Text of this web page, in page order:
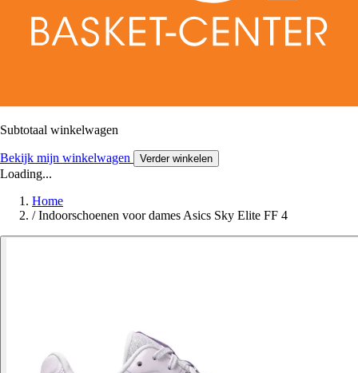
Subtotaal winkelwagen
Bekijk mijn winkelwagen Verder winkelen
Loading...
Home
/ Indoorschoenen voor dames Asics Sky Elite FF 4